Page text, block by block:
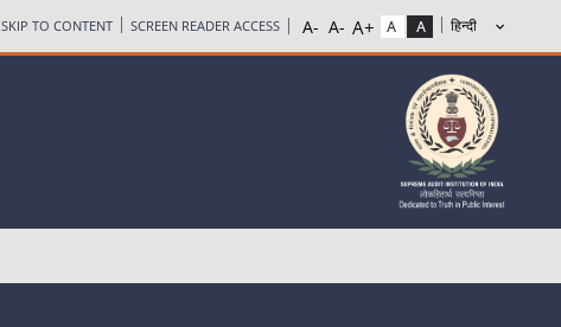
SKIP TO CONTENT SCREEN READER ACCESS